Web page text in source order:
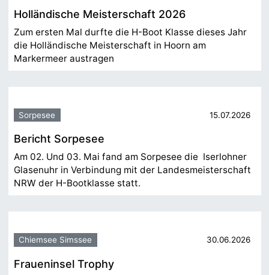
Holländische Meisterschaft 2026
Zum ersten Mal durfte die H-Boot Klasse dieses Jahr
die Holländische Meisterschaft in Hoorn am
Markermeer austragen
Sorpesee 15.07.2026
Bericht Sorpesee
Am 02. Und 03. Mai fand am Sorpesee die Iserlohner
Glasenuhr in Verbindung mit der Landesmeisterschaft
NRW der H-Bootklasse statt.
Chiemsee Simssee 30.06.2026
Fraueninsel Trophy